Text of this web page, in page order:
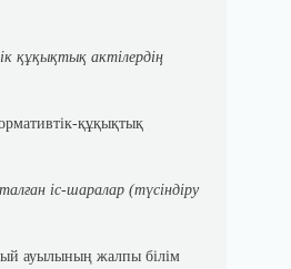
құқықтық актілердің
құқықтық
іс-шаралар (түсіндіру
ауылының жалпы білім